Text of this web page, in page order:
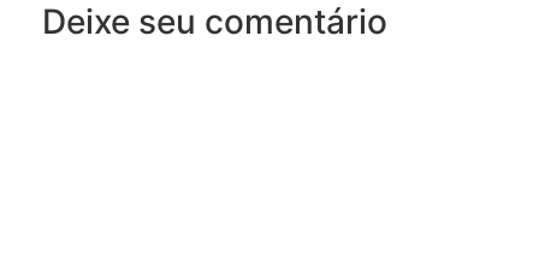
Deixe seu comentário